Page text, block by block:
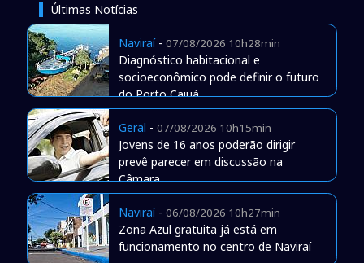
Últimas Notícias
Naviraí- 07/08/2026 10h28min
Diagnóstico habitacional e
socioeconômico pode definir o futuro
do Porto Caiuá
Geral - 07/08/2026 10h15min
Jovens de 16 anos poderão dirigir
prevê parecer em discussão na
Câmara
Naviraí- 06/08/2026 10h27min
Zona Azul gratuita já está em
funcionamento no centro de Naviraí